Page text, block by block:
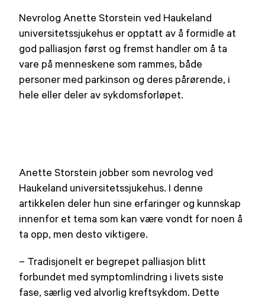
Nevrolog Anette Storstein ved Haukeland
universitetssjukehus er opptatt av å formidle at
god palliasjon først og fremst handler om å ta
vare på menneskene som rammes, både
personer med parkinson og deres pårørende, i
hele eller deler av sykdomsforløpet.
Anette Storstein jobber som nevrolog ved
Haukeland universitetssjukehus. I denne
artikkelen deler hun sine erfaringer og kunnskap
innenfor et tema som kan være vondt for noen å
ta opp, men desto viktigere.
– Tradisjonelt er begrepet palliasjon blitt
forbundet med symptomlindring i livets siste
fase, særlig ved alvorlig kreftsykdom. Dette